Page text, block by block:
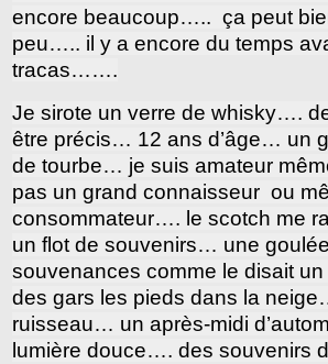
encore beaucoup….. ça peut
peu….. il y a encore du temps
tracas…….
Je sirote un verre de whisky….
être précis… 12 ans d’âge… un
de tourbe… je suis amateur
pas un grand connaisseur ou
consommateur…. le scotch me
un flot de souvenirs… une
souvenances comme le disait
des gars les pieds dans la
ruisseau… un après-midi
lumière douce…. des souvenirs